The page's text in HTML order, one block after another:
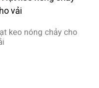
keo nóng chảy cho